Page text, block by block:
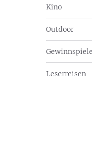
Kino
Outdoor
Gewinnspiele
Leserreisen